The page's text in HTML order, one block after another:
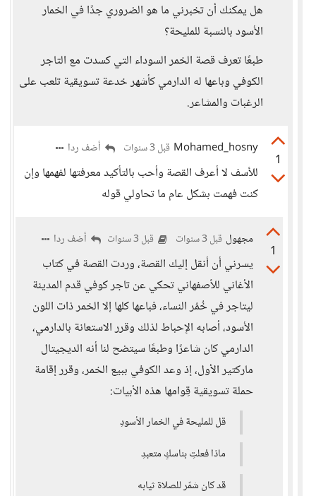
هل يمكنك أن تخبرني ما هو الضروري جدًا في الخمار
الأسود بالنسبة للمليحة؟
طبعًا تعرف قصة الخمر السوداء التي كسدت مع التاجر
الكوفي وباعها له الدارمي كأشهر خدعة تسويقية تلعب على
الرغبات والمشاعر.
1
Mohamed_hosny قبل 3 سنوات أضف ردا
للأسف لا أعرف القصة وأحب بالتأكيد معرفتها لفهمها وإن
كنت فهمت بشكل عام ما تحاولي قوله
1
مجهول قبل 3 سنوات قبل 3 سنوات أضف ردا
يسرني أن أنقل إليك القصة، وردت القصة في كتاب
الأغاني للأصفهاني تحكي عن تاجر كوفي قدم المدينة
ليتاجر في خُمُر النساء، فباعها كلها إلا الخمر ذات اللون
الأسود، أصابه الإحباط لذلك وقرر الاستعانة بالدارمي،
الدارمي كان شاعرًا وطبعًا سيتضح لنا أنه الديجيتال
ماركتير الأول، إذ وعد الكوفي ببيع الخمر، وقرر إقامة
حملة تسويقية قِوامها هذه الأبيات:
قل للمليحة في الخمار الأسودِ
ماذا فعلتِ بناسكٍ متعبدِ
قد كان شمّر للصلاة ثيابه